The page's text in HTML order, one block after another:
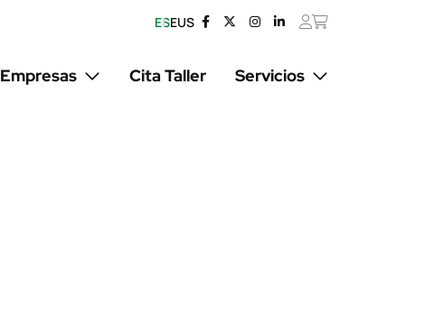
ESEUS
Empresas Cita Taller Servicios